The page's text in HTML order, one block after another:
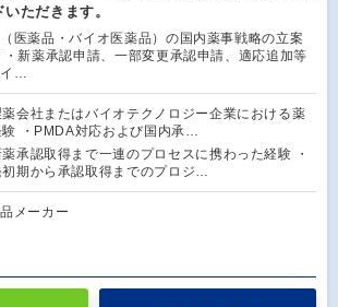
ただきます。
（医薬品・バイオ医薬品）の国内薬事戦略の立案
・新薬承認申請、一部変更承認申請、適応追加等
イ…
薬会社またはバイオテクノロジー企業における薬
験 ・PMDA対応および国内承…
薬承認取得まで一連のプロセスに携わった経験 ・
初期から承認取得までのプロジ…
メーカー